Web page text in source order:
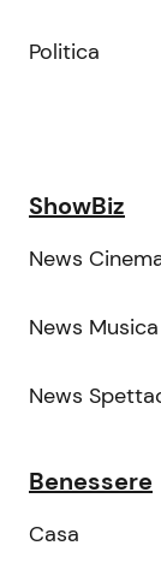
Politica
ShowBiz
News
News Musica
News
Benessere
Casa